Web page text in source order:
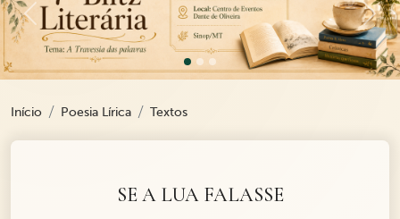
Previous
Início Poesia Lírica Textos
SE A LUA FALASSE